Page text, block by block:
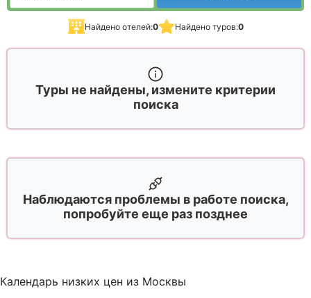
Найдено отелей:0 Найдено туров:0
Туры не найдены, измените критерии
поиска
Наблюдаются проблемы в работе поиска,
попробуйте еще раз позднее
Календарь низких цен из Москвы